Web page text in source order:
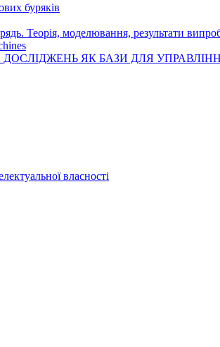
буряків
Теорія, моделювання, результати
ЯК БАЗИ ДЛЯ
власності